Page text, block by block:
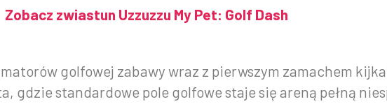
Zobacz zwiastun Uzzuzzu My Pet: Golf Dash
golfowej zabawy wraz z pierwszym zamachem
gdzie standardowe pole golfowe staje się areną pełną